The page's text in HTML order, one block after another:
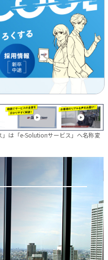
たな挑戦 ～株式会社中野和一
事業を開始～
社に4名の仲間が加わりました
✨
のお知らせ
は「e-Solutionサービス」へ名称変